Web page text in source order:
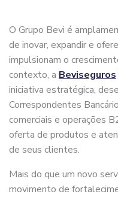
O Grupo Bevi é
de inovar, expandir e
impulsionam o
contexto, a Beviseguros
iniciativa estratégica,
Correspondentes
comerciais e operações
oferta de produtos e
de seus clientes.
Mais do que um novo
movimento de